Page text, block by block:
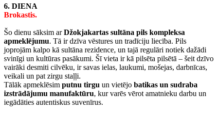
6. DIENA
Brokastis.
Šo dienu sāksim arDžokjakartas sultāna pils kompleksa
apmeklējumu. Tā ir dzīva vēstures un tradīciju liecība. Pils
joprojām kalpo kā sultāna rezidence, un tajā regulāri notiek dažādi
svinīgi un kultūras pasākumi. Šī vieta ir kā pilsēta pilsētā – šeit dzīvo
vairāki desmiti cilvēku, ir savas ielas, laukumi, mošejas, darbnīcas,
veikali un pat zirgu staļļi.
Tālāk apmeklēsim putnu tirgu un vietējo batikas un sudraba
izstrādājumu manufaktūru, kur varēs vērot amatnieku darbu un
iegādāties autentiskus suvenīrus.